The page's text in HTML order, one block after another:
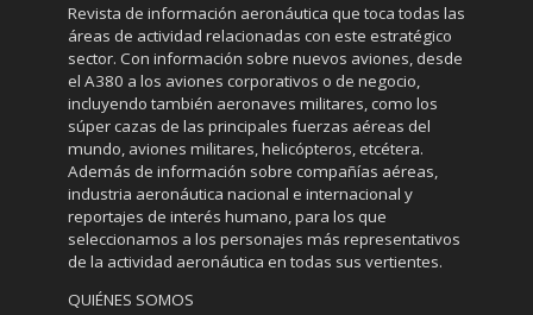
Revista de información aeronáutica que toca todas las
áreas de actividad relacionadas con este estratégico
sector. Con información sobre nuevos aviones, desde
el A380 a los aviones corporativos o de negocio,
incluyendo también aeronaves militares, como los
súper cazas de las principales fuerzas aéreas del
mundo, aviones militares, helicópteros, etcétera.
Además de información sobre compañías aéreas,
industria aeronáutica nacional e internacional y
reportajes de interés humano, para los que
seleccionamos a los personajes más representativos
de la actividad aeronáutica en todas sus vertientes.
QUIÉNES SOMOS